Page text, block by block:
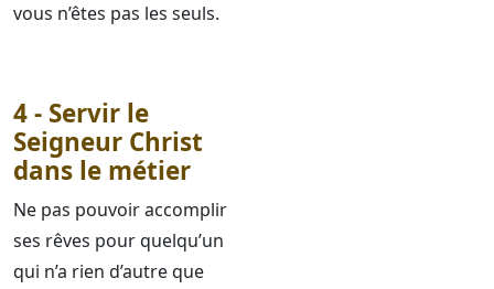
vous n’êtes pas les seuls.
4 - Servir le
Seigneur Christ
dans le métier
Ne pas pouvoir accomplir
ses rêves pour quelqu’un
qui n’a rien d’autre que